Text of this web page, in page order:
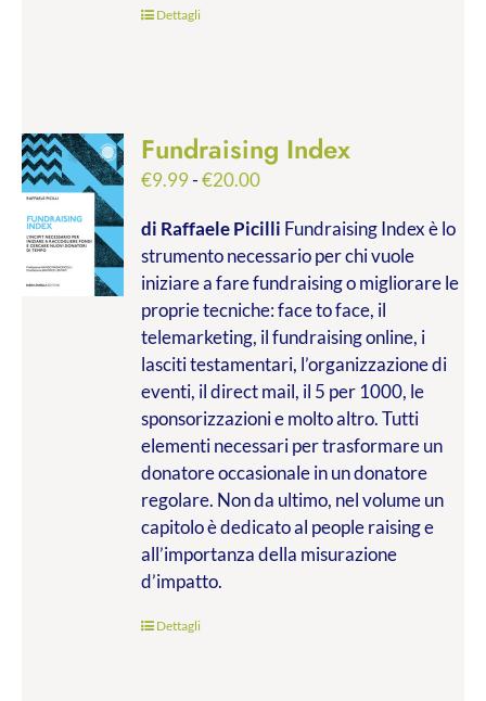
Dettagli
Fundraising Index
€9.99-€20.00Fascia
prezzo:
da
€9.99
a
€20.00
di Raffaele Picilli Fundraising Index è lo
strumento necessario per chi vuole
iniziare a fare fundraising o migliorare le
proprie tecniche: face to face, il
telemarketing, il fundraising online, i
lasciti testamentari, l’organizzazione di
eventi, il direct mail, il 5 per 1000, le
sponsorizzazioni e molto altro. Tutti
elementi necessari per trasformare un
donatore occasionale in un donatore
regolare. Non da ultimo, nel volume un
capitolo è dedicato al people raising e
all’importanza della misurazione
d’impatto.
Dettagli